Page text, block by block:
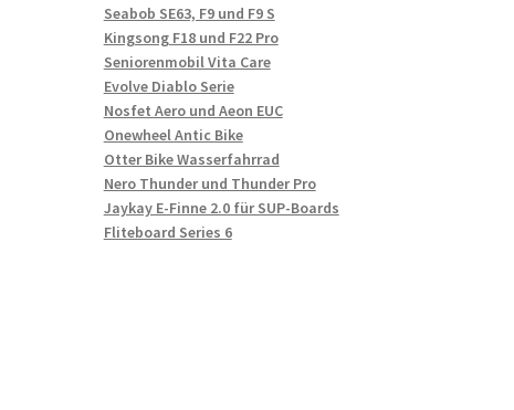
Seabob SE63, F9 und F9 S
Kingsong F18 und F22 Pro
Seniorenmobil Vita Care
Evolve Diablo Serie
Nosfet Aero und Aeon EUC
Onewheel Antic Bike
Otter Bike Wasserfahrrad
Nero Thunder und Thunder Pro
Jaykay E-Finne 2.0 für SUP-Boards
Fliteboard Series 6